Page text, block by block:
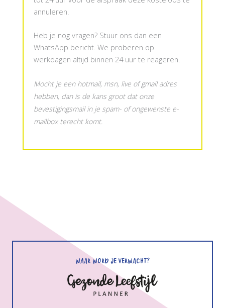
annuleren.
Heb je nog vragen? Stuur ons dan een
WhatsApp bericht. We proberen op
werkdagen altijd binnen 24 uur te reageren.
Mocht je een hotmail, msn, live of gmail adres
hebben, dan is de kans groot dat onze
bevestigingsmail in je spam- of ongewenste e-
mailbox terecht komt.
Waar word je verwacht?